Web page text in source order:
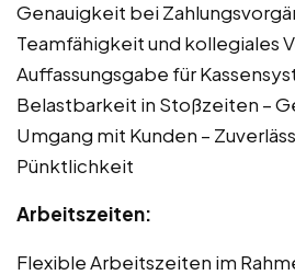
Genauigkeit bei
Teamfähigkeit und kollegiales
Auffassungsgabe für
Belastbarkeit in Stoßzeiten –
Umgang mit Kunden –
Pünktlichkeit
Arbeitszeiten:
Flexible Arbeitszeiten im